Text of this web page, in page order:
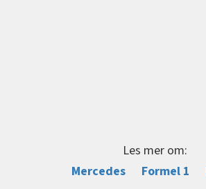
Les mer om:
Mercedes
Formel 1